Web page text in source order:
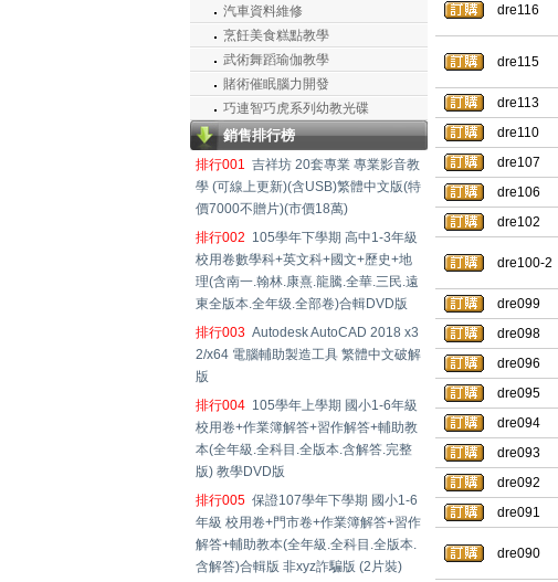
汽車資料維修
烹飪美食糕點教學
武術舞蹈瑜伽教學
賭術催眠腦力開發
巧連智巧虎系列幼教光碟
銷售排行榜
排行001 吉祥坊 20套專業 專業影音教
學 (可線上更新)(含USB)繁體中文版(特
價7000不贈片)(市價18萬)
排行002 105學年下學期 高中1-3年級
校用卷數學科+英文科+國文+歷史+地
理(含南一.翰林.康熹.龍騰.全華.三民.遠
東全版本.全年级.全部卷)合輯DVD版
排行003 Autodesk AutoCAD 2018 x3
2/x64 電腦輔助製造工具 繁體中文破解
版
排行004 105學年上學期 國小1-6年級
校用卷+作業簿解答+習作解答+輔助教
本(全年級.全科目.全版本.含解答.完整
版) 教學DVD版
排行005 保證107學年下學期 國小1-6
年級 校用卷+門市卷+作業簿解答+習作
解答+輔助教本(全年級.全科目.全版本.
含解答)合輯版 非xyz詐騙版 (2片裝)
dre116
dre115
dre113
dre110
dre107
dre106
dre102
dre100-2
dre099
dre098
dre096
dre095
dre094
dre093
dre092
dre091
dre090